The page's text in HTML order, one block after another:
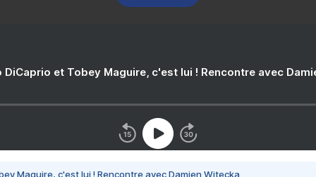
DiCaprio et Tobey Maguire, c'est lui ! Rencontre avec
Maguire, c'est lui ! Rencontre avec Damien Witecka